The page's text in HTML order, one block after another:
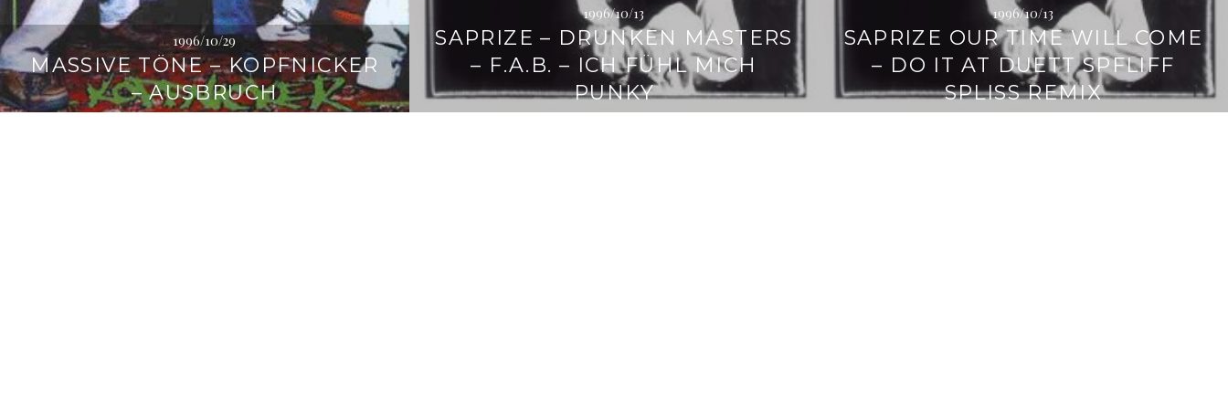
1996/10/29
MASSIVE TÖNE – KOPFNICKER
– AUSBRUCH
1996/10/13
SAPRIZE – DRUNKEN MASTERS
– F.A.B. – ICH FÜHL MICH
PUNKY
1996/10/13
SAPRIZE OUR TIME WILL COME
– DO IT AT DUETT SPFLIFF
SPLISS REMIX